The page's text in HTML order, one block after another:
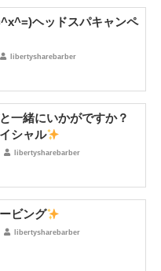
ヘッドスパキャンペ
libertysharebarber
一緒にいかがですか？
シャル
libertysharebarber
ビング
libertysharebarber